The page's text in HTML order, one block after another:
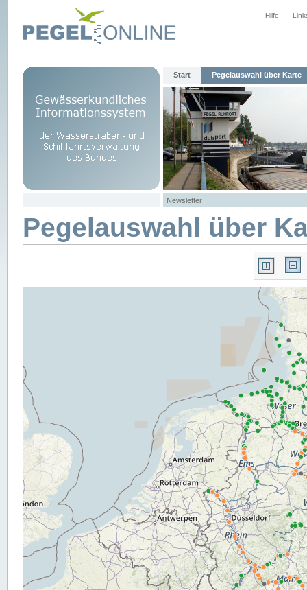
Hilfe
Start Pegelauswahl über Karte
Newsletter
Pegelauswahl über